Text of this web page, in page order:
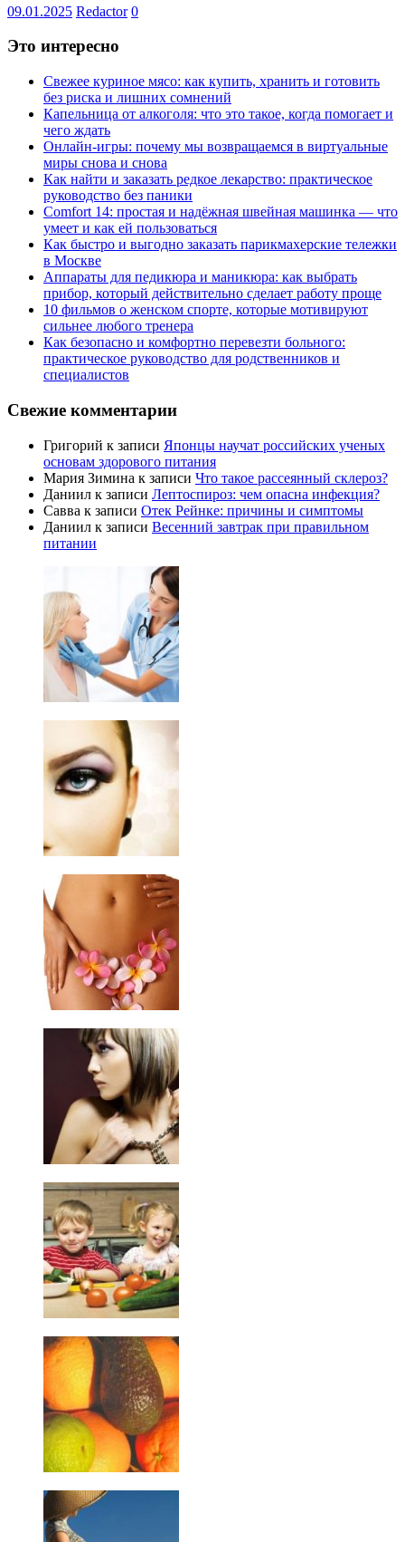
09.01.2025 Redactor 0
Это интересно
Свежее куриное мясо: как купить, хранить и готовить
без риска и лишних сомнений
Капельница от алкоголя: что это такое, когда помогает и
чего ждать
Онлайн-игры: почему мы возвращаемся в виртуальные
миры снова и снова
Как найти и заказать редкое лекарство: практическое
руководство без паники
Comfort 14: простая и надёжная швейная машинка — что
умеет и как ей пользоваться
Как быстро и выгодно заказать парикмахерские тележки
в Москве
Аппараты для педикюра и маникюра: как выбрать
прибор, который действительно сделает работу проще
10 фильмов о женском спорте, которые мотивируют
сильнее любого тренера
Как безопасно и комфортно перевезти больного:
практическое руководство для родственников и
специалистов
Свежие комментарии
Григорий к записи Японцы научат российских ученых
основам здорового питания
Мария Зимина к записи Что такое рассеянный склероз?
Даниил к записи Лептоспироз: чем опасна инфекция?
Савва к записи Отек Рейнке: причины и симптомы
Даниил к записи Весенний завтрак при правильном
питании